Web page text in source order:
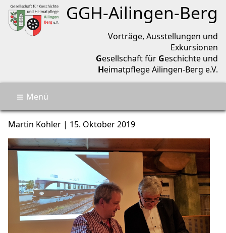
Geschichtsverein Ailingen-Berg
GGH-Ailingen-Berg
Vorträge, Ausstellungen und
Exkursionen
Gesellschaft für Geschichte und
Heimatpflege Ailingen-Berg e.V.
Menü
🏡
Termine
Über uns
Archiv
Kontakt
🔎
Eisenbahngeschichte
Martin Kohler | 15. Oktober 2019